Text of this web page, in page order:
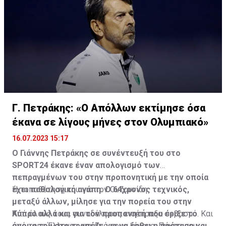
Γ. Πετράκης: «Ο Απόλλων εκτίμησε όσα
έκανα σε λίγους μήνες στον Ολυμπιακό»
16.07.2023 15:17
Ο Γιάννης Πετράκης σε συνέντευξή του στο
SPORT24 έκανε έναν απολογισμό των
πεπραγμένων του στην προπονητική με την οποία
έχει παθολογική αγάπη. Ο 64χρονος τεχνικός,
μεταξύ άλλων, μίλησε για την πορεία του στην
Κύπρο αλλά και για τον προπονητή που έριξε το
Η τοποθέτησή του για τον Ουζουνίδη:
Από όλους τους συναδέλφους εισέπραξα σεβασμό. Και